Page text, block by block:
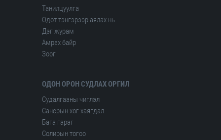
Танилцуулга
Одот тэнгэрээр аялах нь
Дэг журам
Амрах байр
Зоог
ОДОН ОРОН СУДЛАХ ОРГИЛ
Судалгааны чиглэл
Сансрын хог хаягдал
Бага гараг
Солирын тогоо